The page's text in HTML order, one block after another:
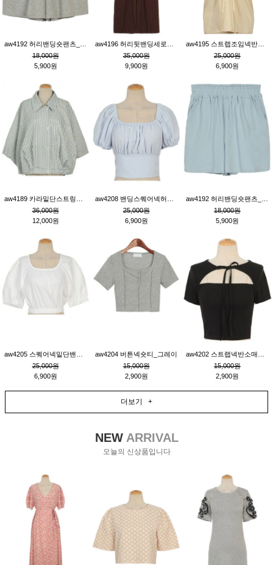
18,000원
5,900원
35,000원
9,900원
25,000원
6,900원
36,000원
12,000원
25,000원
6,900원
18,000원
5,900원
25,000원
6,900원
aw4204 버튼넥숏티_그레이
15,000원
2,900원
15,000원
2,900원
더보기 +
NEWARRIVAL
오늘의 신상품입니다